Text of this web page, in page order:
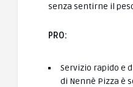
senza sentirne il
PRO:
Servizio rapido e
di Nennè Pizza è